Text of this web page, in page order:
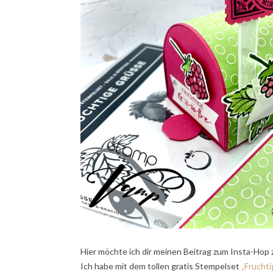
Hier möchte ich dir meinen Beitrag zum Insta-Hop
Ich habe mit dem tollen gratis Stempelset